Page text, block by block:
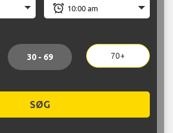
30 - 69 70+
SØG